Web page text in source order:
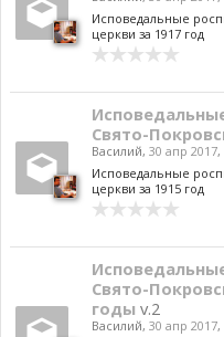
Исповедальные
церкви за 1917 год
Свято-
Василий, 30 апр 2017,
Исповедальные
церкви за 1915 год
Свято-
годы v.2
Василий, 30 апр 2017,